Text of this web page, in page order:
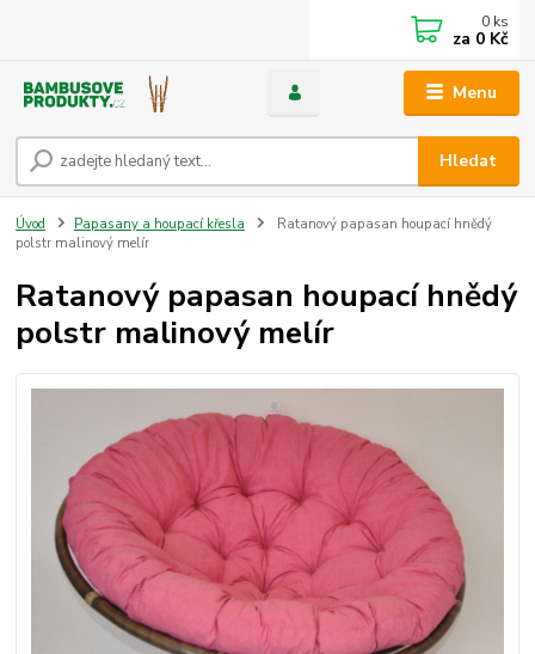
Menu
Hledat
0 ks
za 0 Kč
Úvod Papasany a houpací křesla
Ratanový papasan houpací hnědý
polstr malinový melír
Ratanový papasan houpací hnědý
polstr malinový melír